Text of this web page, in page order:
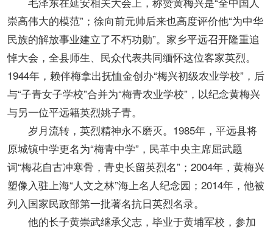
崇高伟大的模范”；徐向前元帅后来也高度评价他“为中华
民族的解放事业建立了不朽功勋”。家乡平远召开隆重追
悼大会，全县师生、民众代表共同缅怀这位客家英烈。
1944年，赖伴梅拿出抚恤金创办“梅兴初级农业学校”，后
与“子青女子学校”合并为“梅青农业学校”，以纪念黄梅兴
与另一位平远籍英烈姚子青。
岁月流转，英烈精神永不磨灭。1985年，平远县将
原城镇中学更名为“梅青中学”，民革中央主席屈武题
词“梅花自古冲寒骨，青史长留英烈名”；2004年，黄梅兴
塑像入驻上海“人文之林”海上名人纪念园；2014年，他被
列入国家民政部第一批著名抗日英烈名录。
他的长子黄崇武继承父志，毕业于黄埔军校，参加